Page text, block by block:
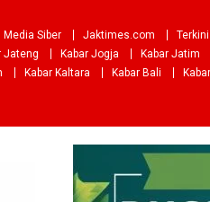
Media Siber Jaktimes.com
Jateng Kabar Jogja Kabar Jatim
Kabar Kaltara Kabar Bali